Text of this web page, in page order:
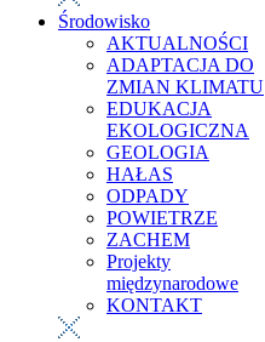
Środowisko
AKTUALNOŚCI
ADAPTACJA DO
ZMIAN KLIMATU
EDUKACJA
EKOLOGICZNA
GEOLOGIA
HAŁAS
ODPADY
POWIETRZE
ZACHEM
Projekty
międzynarodowe
KONTAKT